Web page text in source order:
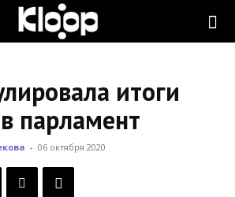
итоги
парламент
- 06 октября 2020